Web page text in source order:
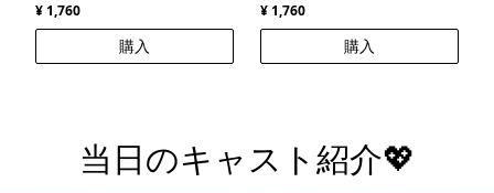
¥ 1,760
購入
¥ 1,760
購入
当日のキャスト紹介💖